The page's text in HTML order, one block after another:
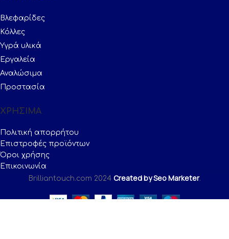
Βλεφαρίδες
Κόλλες
Υγρά υλικά
Εργαλεία
Αναλώσιμα
Προστασία
ΧΡΗΣΙΜΑ
Πολιτική απορρήτου
Επιστροφές προϊόντων
Όροι χρήσης
Επικοινωνία
Brilliantouch.com 2024 Created by Seo Marketer.